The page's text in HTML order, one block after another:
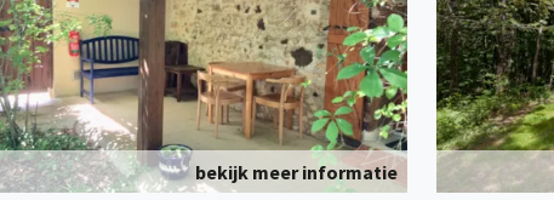
bekijk meer informatie